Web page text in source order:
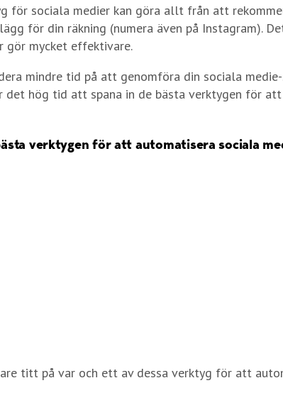
för sociala medier kan göra allt från att
för din räkning (numera även på Instagram).
gör mycket effektivare.
mindre tid på att genomföra din sociala
hög tid att spana in de bästa verktygen för
verktygen för att automatisera sociala
titt på var och ett av dessa verktyg för att